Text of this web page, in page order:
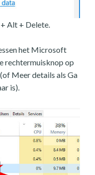
Alt + Delete.
het Microsoft
rechtermuisknop op
Meer details als Ga
is).